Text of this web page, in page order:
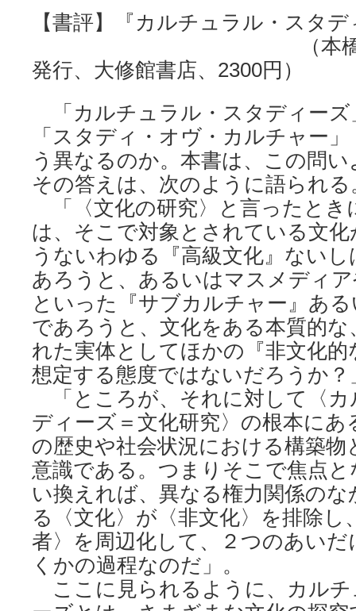
【書評】『カルチュラル・スタ
（本橋哲也著、
発行、大修館書店、2300円）
「カルチュラル・スタディーズ
「スタディ・オヴ・カルチャー
う異なるのか。本書は、この問
その答えは、次のように語られる
「〈文化の研究〉と言ったとき
は、そこで対象とされている文
うないわゆる『高級文化』ない
あろうと、あるいはマスメディ
といった『サブカルチャー』あ
であろうと、文化をある本質的
れた実体としてほかの『非文化
想定する態度ではないだろうか？
「ところが、それに対して〈カ
ディーズ＝文化研究〉の根本にあ
の歴史や社会状況における構築
意識である。つまりそこで焦点
い換えれば、異なる権力関係の
る〈文化〉が〈非文化〉を排除し
者〉を周辺化して、２つのあい
くかの過程なのだ」。
ここに見られるように、カルチ